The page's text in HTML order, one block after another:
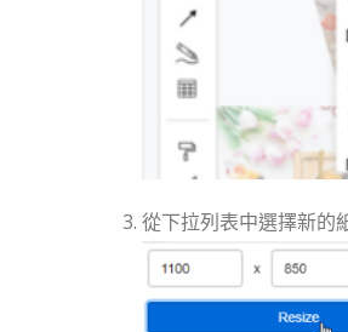
從下拉列表中選擇新的